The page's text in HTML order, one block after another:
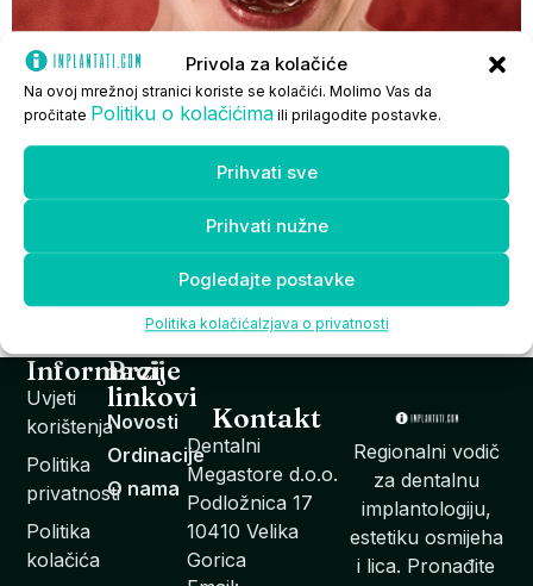
Privola za kolačiće
Na ovoj mrežnoj stranici koriste se kolačići. Molimo Vas da
pročitate Politiku o kolačićima ili prilagodite postavke.
Prihvati sve
Prihvati nužne
Pogledajte postavke
Politika kolačićaIzjava o privatnosti
Iako najčešće pogađa dojenčad i malu djecu, oralna
kandidijaza može se razviti kod ljudi bilo koje dobi bez
obzira na spol te stvara niz neugodnih simptoma.
Crvena i otečena oralna sluznica uz pečenje, bol i
neugodan osjećaj u ustima ponekad je praćena vidljivim
bijelim naslagama u usnoj šupljini i na jeziku – sve su to
Regionalni vodič
za dentalnu
implantologiju,
estetiku osmijeha
i lica. Pronađite
Informacije
Uvjeti
korištenja
Politika
privatnosti
Politika
kolačića
Brzi
linkovi
Novosti
Ordinacije
O nama
Kontakt
Dentalni
Megastore d.o.o.
Podložnica 17
10410 Velika
Gorica